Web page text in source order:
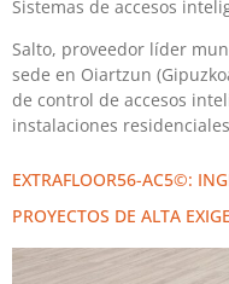
Sistemas de accesos
Salto, proveedor líder
sede en Oiartzun
de control de accesos
instalaciones
EXTRAFLOOR56-AC5©:
PROYECTOS DE ALTA